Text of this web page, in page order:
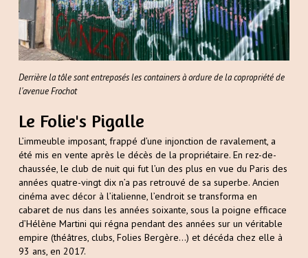
Derrière la tôle sont entreposés les containers à ordure de la copropriété de
l'avenue Frochot
Le Folie's Pigalle
L’immeuble imposant, frappé d’une injonction de ravalement, a
été mis en vente après le décès de la propriétaire. En rez-de-
chaussée, le club de nuit qui fut l’un des plus en vue du Paris des
années quatre-vingt dix n’a pas retrouvé de sa superbe. Ancien
cinéma avec décor à l’italienne, l’endroit se transforma en
cabaret de nus dans les années soixante, sous la poigne efficace
d’Hélène Martini qui régna pendant des années sur un véritable
empire (théâtres, clubs, Folies Bergère…) et décéda chez elle à
93 ans, en 2017.